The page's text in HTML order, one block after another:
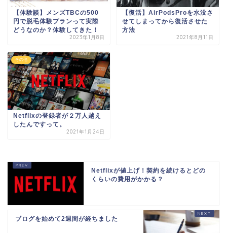
【体験談】メンズTBCの500
円で脱毛体験プランって実際
どうなのか？体験してきた！
2023年1月8日
【復活】AirPodsProを水没さ
せてしまってから復活させた
方法
2021年8月11日
その他
Netflixの登録者が２万人越え
したんですって。
2021年1月24日
Netflixが値上げ！契約を続けるとどの
くらいの費用がかかる？
ブログを始めて2週間が経ちました